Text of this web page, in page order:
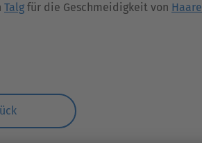
Talg für die Geschmeidigkeit von Haare